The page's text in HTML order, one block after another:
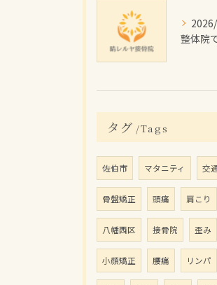
タグ Tags
佐伯市 マタニティ 交
骨盤矯正 頭痛 肩こり
八幡西区 接骨院 歪み
小顔矯正 腰痛 リンパ